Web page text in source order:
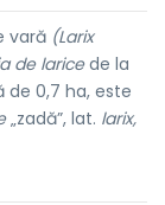
vară (Larix
de laricede la
de 0,7 ha, este
„zadă”, lat. larix,